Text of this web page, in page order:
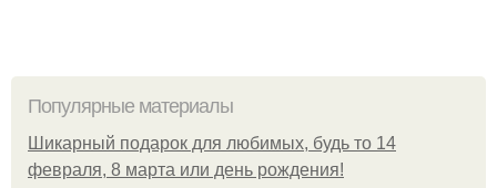
Популярные материалы
Шикарный подарок для любимых, будь то 14
февраля, 8 марта или день рождения!